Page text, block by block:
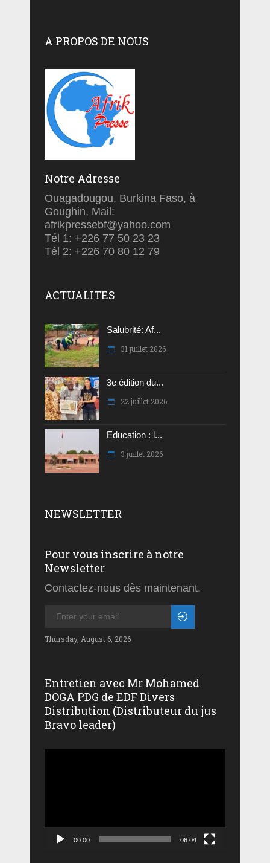
A PROPOS DE NOUS
Notre Adresse
Ouagadougou, Burkina Faso, à
Goughin, Mail:
afrikpressebf@yahoo.com
Tél 1: +226 77 50 23 23
Tél 2: +226 70 80 12 79
ACTUALITES
Salubrité: Af...
31 juillet 2026
3e édition du...
22 juillet 2026
Education : l...
3 juillet 2026
NEWSLETTER
Pour vous inscrire à notre
Newsletter
Contactez-nous dès maintenant.
Thursday, August 6, 2026
Entretien avec Mr Mohamed
DOGA PDG de EDF Divers
Distribution (Distributeur du jus
Bravo leader)
00:00 06:04